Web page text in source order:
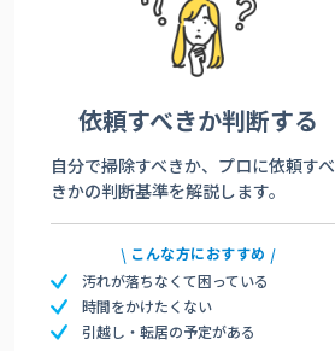
依頼すべきか判断する
自分で掃除すべきか、プロに依頼すべ
きかの判断基準を解説します。
こんな方におすすめ
汚れが落ちなくて困っている
時間をかけたくない
引越し・転居の予定がある